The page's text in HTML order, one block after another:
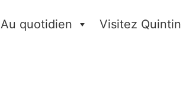
Au quotidien Visitez Quintin